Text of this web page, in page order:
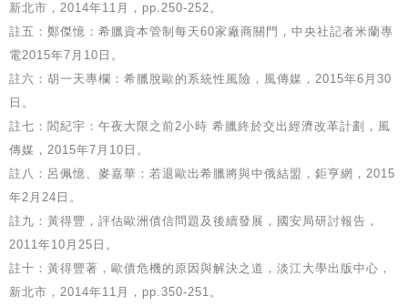
新北市，2014年11月，pp.250-252。
註五：鄭傑憶：希臘資本管制每天60家廠商關門，中央社記者米蘭專
電2015年7月10日。
註六：胡一天專欄：希臘脫歐的系統性風險，風傳媒，2015年6月30
日。
註七：閻紀宇：午夜大限之前2小時 希臘終於交出經濟改革計劃，風
傳媒，2015年7月10日。
註八：呂佩憶、麥嘉華：若退歐出希臘將與中俄結盟，鉅亨網，2015
年2月24日。
註九：黃得豐，評估歐洲債信問題及後續發展，國安局研討報告，
2011年10月25日。
註十：黃得豐著，歐債危機的原因與解決之道，淡江大學出版中心，
新北市，2014年11月，pp.350-251。